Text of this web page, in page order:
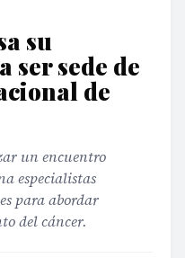
su
ser sede de
de
un encuentro
especialistas
para abordar
del cáncer.